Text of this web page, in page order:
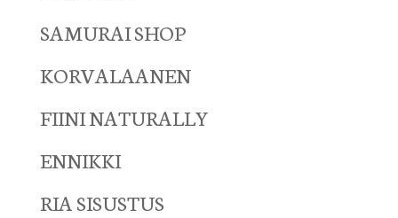
SAMURAI SHOP
KORVALAANEN
FIINI NATURALLY
ENNIKKI
RIA SISUSTUS